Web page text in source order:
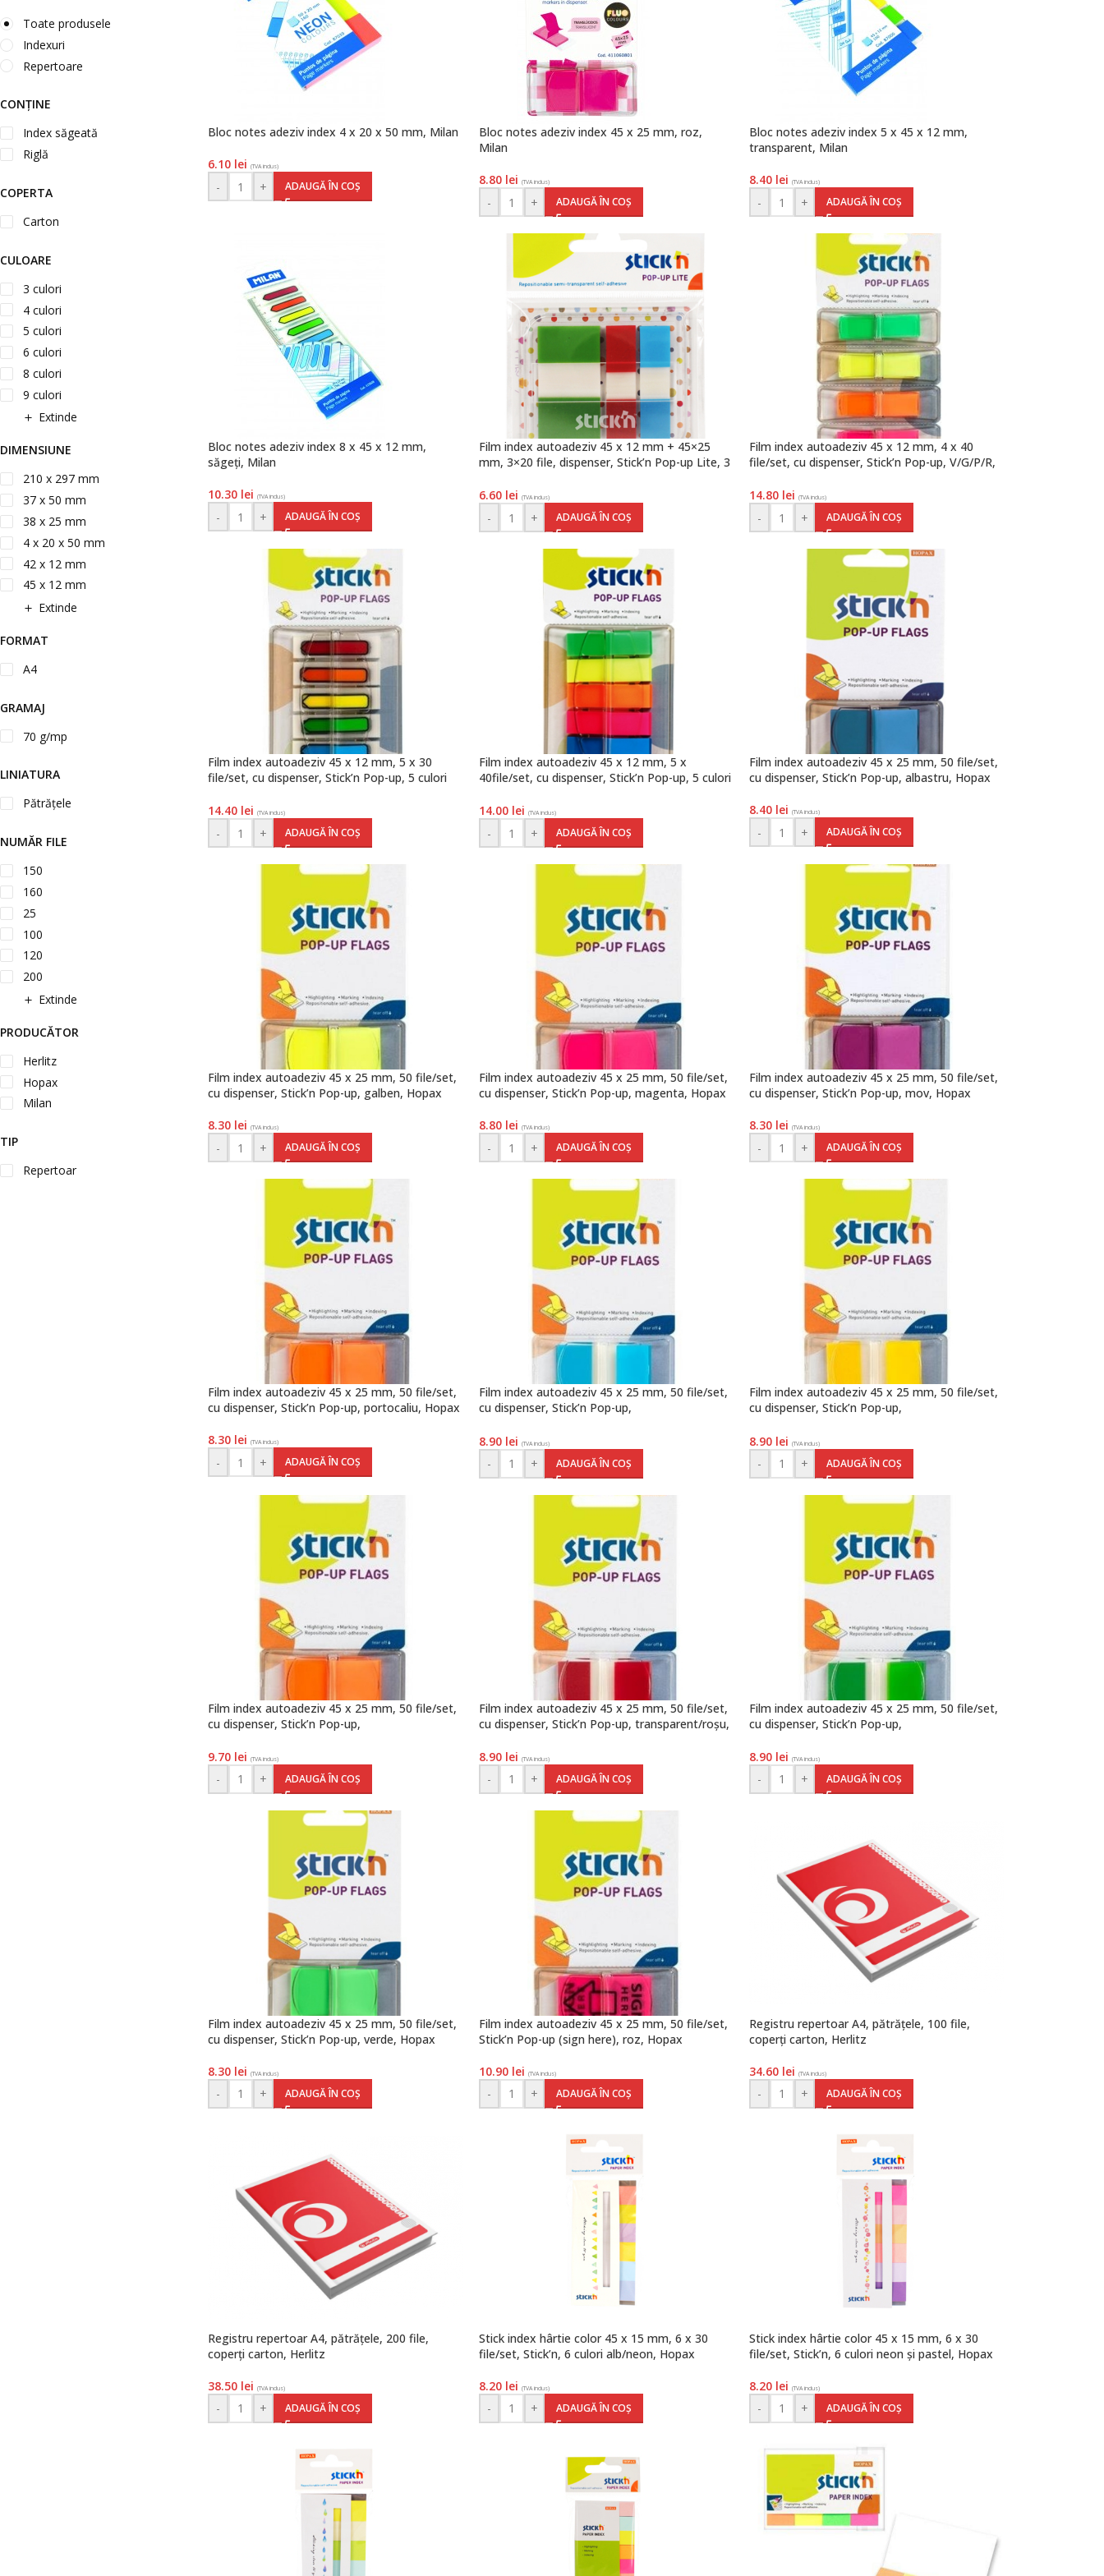
Toate produsele
Indexuri
Repertoare
CONȚINE
Index săgeată
Riglă
COPERTA
Carton
CULOARE
3 culori
4 culori
5 culori
6 culori
8 culori
9 culori
Extinde
DIMENSIUNE
210 x 297 mm
37 x 50 mm
38 x 25 mm
4 x 20 x 50 mm
42 x 12 mm
45 x 12 mm
Extinde
FORMAT
A4
GRAMAJ
70 g/mp
LINIATURA
Pătrățele
NUMĂR FILE
150
160
25
100
120
200
Extinde
PRODUCĂTOR
Herlitz
Hopax
Milan
TIP
Repertoar
Bloc notes adeziv index 4 x 20 x 50 mm, Milan
6.10 lei (TVA inclus)
- + ADAUGĂ ÎN COȘ
Bloc notes adeziv index 45 x 25 mm, roz,
Milan
8.80 lei (TVA inclus)
- + ADAUGĂ ÎN COȘ
Bloc notes adeziv index 5 x 45 x 12 mm,
transparent, Milan
8.40 lei (TVA inclus)
- + ADAUGĂ ÎN COȘ
Bloc notes adeziv index 8 x 45 x 12 mm,
săgeți, Milan
10.30 lei (TVA inclus)
- + ADAUGĂ ÎN COȘ
Film index autoadeziv 45 x 12 mm + 45×25
mm, 3×20 file, dispenser, Stick’n Pop-up Lite, 3
6.60 lei (TVA inclus)
- + ADAUGĂ ÎN COȘ
Film index autoadeziv 45 x 12 mm, 4 x 40
file/set, cu dispenser, Stick’n Pop-up, V/G/P/R,
14.80 lei (TVA inclus)
- + ADAUGĂ ÎN COȘ
Film index autoadeziv 45 x 12 mm, 5 x 30
file/set, cu dispenser, Stick’n Pop-up, 5 culori
14.40 lei (TVA inclus)
- + ADAUGĂ ÎN COȘ
Film index autoadeziv 45 x 12 mm, 5 x
40file/set, cu dispenser, Stick’n Pop-up, 5 culori
14.00 lei (TVA inclus)
- + ADAUGĂ ÎN COȘ
Film index autoadeziv 45 x 25 mm, 50 file/set,
cu dispenser, Stick’n Pop-up, albastru, Hopax
8.40 lei (TVA inclus)
- + ADAUGĂ ÎN COȘ
Film index autoadeziv 45 x 25 mm, 50 file/set,
cu dispenser, Stick’n Pop-up, galben, Hopax
8.30 lei (TVA inclus)
- + ADAUGĂ ÎN COȘ
Film index autoadeziv 45 x 25 mm, 50 file/set,
cu dispenser, Stick’n Pop-up, magenta, Hopax
8.80 lei (TVA inclus)
- + ADAUGĂ ÎN COȘ
Film index autoadeziv 45 x 25 mm, 50 file/set,
cu dispenser, Stick’n Pop-up, mov, Hopax
8.30 lei (TVA inclus)
- + ADAUGĂ ÎN COȘ
Film index autoadeziv 45 x 25 mm, 50 file/set,
cu dispenser, Stick’n Pop-up, portocaliu, Hopax
8.30 lei (TVA inclus)
- + ADAUGĂ ÎN COȘ
Film index autoadeziv 45 x 25 mm, 50 file/set,
cu dispenser, Stick’n Pop-up,
8.90 lei (TVA inclus)
- + ADAUGĂ ÎN COȘ
Film index autoadeziv 45 x 25 mm, 50 file/set,
cu dispenser, Stick’n Pop-up,
8.90 lei (TVA inclus)
- + ADAUGĂ ÎN COȘ
Film index autoadeziv 45 x 25 mm, 50 file/set,
cu dispenser, Stick’n Pop-up,
9.70 lei (TVA inclus)
- + ADAUGĂ ÎN COȘ
Film index autoadeziv 45 x 25 mm, 50 file/set,
cu dispenser, Stick’n Pop-up, transparent/roșu,
8.90 lei (TVA inclus)
- + ADAUGĂ ÎN COȘ
Film index autoadeziv 45 x 25 mm, 50 file/set,
cu dispenser, Stick’n Pop-up,
8.90 lei (TVA inclus)
- + ADAUGĂ ÎN COȘ
Film index autoadeziv 45 x 25 mm, 50 file/set,
cu dispenser, Stick’n Pop-up, verde, Hopax
8.30 lei (TVA inclus)
- + ADAUGĂ ÎN COȘ
Film index autoadeziv 45 x 25 mm, 50 file/set,
Stick’n Pop-up (sign here), roz, Hopax
10.90 lei (TVA inclus)
- + ADAUGĂ ÎN COȘ
Registru repertoar A4, pătrățele, 100 file,
coperți carton, Herlitz
34.60 lei (TVA inclus)
- + ADAUGĂ ÎN COȘ
Registru repertoar A4, pătrățele, 200 file,
coperți carton, Herlitz
38.50 lei (TVA inclus)
- + ADAUGĂ ÎN COȘ
Stick index hârtie color 45 x 15 mm, 6 x 30
file/set, Stick’n, 6 culori alb/neon, Hopax
8.20 lei (TVA inclus)
- + ADAUGĂ ÎN COȘ
Stick index hârtie color 45 x 15 mm, 6 x 30
file/set, Stick’n, 6 culori neon și pastel, Hopax
8.20 lei (TVA inclus)
- + ADAUGĂ ÎN COȘ